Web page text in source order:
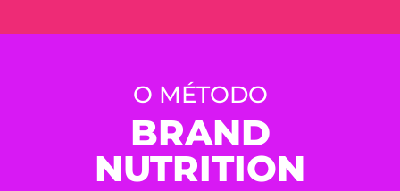
O MÉTODO
BRAND
NUTRITION